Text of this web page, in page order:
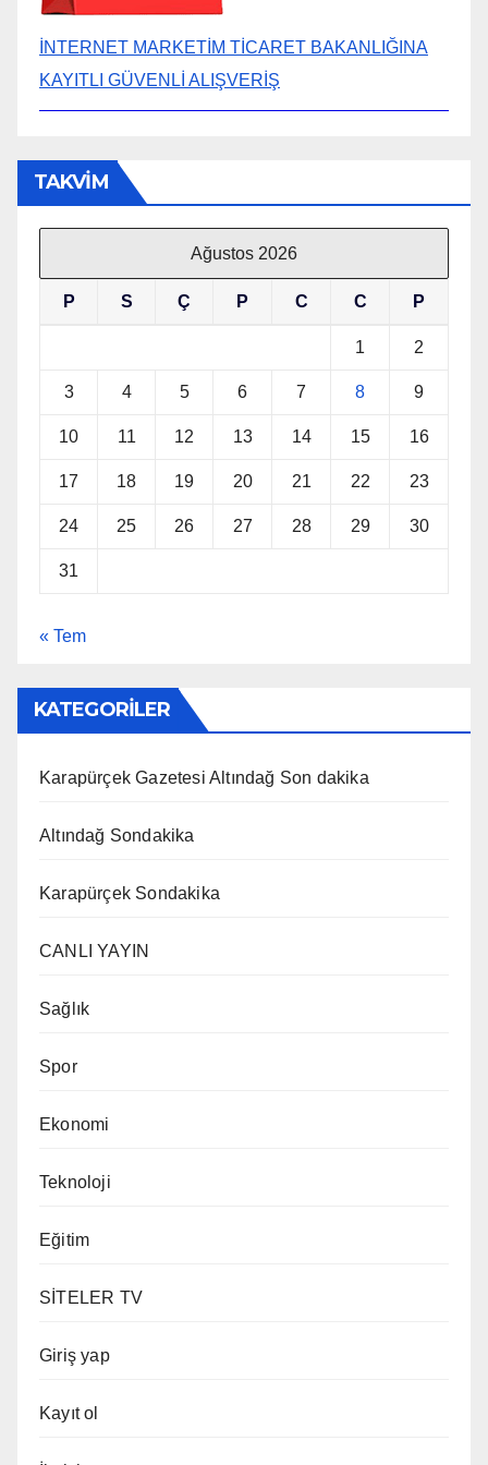
İNTERNET MARKETİM TİCARET BAKANLIĞINA
KAYITLI GÜVENLİ ALIŞVERİŞ
TAKVİM
Ağustos 2026
P S Ç P C C P
1 2
3 4 5 6 7 8 9
10 11 12 13 14 15 16
17 18 19 20 21 22 23
24 25 26 27 28 29 30
31
« Tem
KATEGORİLER
Karapürçek Gazetesi Altındağ Son dakika
Altındağ Sondakika
Karapürçek Sondakika
CANLI YAYIN
Sağlık
Spor
Ekonomi
Teknoloji
Eğitim
SİTELER TV
Giriş yap
Kayıt ol